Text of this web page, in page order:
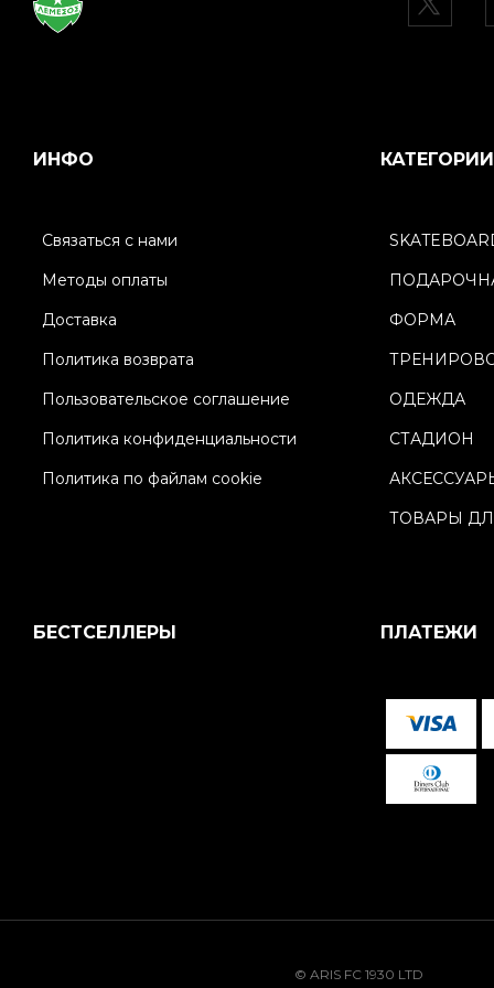
ИНФО
Связаться с нами
Методы оплаты
Доставка
Политика возврата
Пользовательское соглашение
Политика конфиденциальности
Политика по файлам cookie
КАТЕГОРИИ
ФОРМА
ОДЕЖДА
СТАДИОН
ТОВАРЫ
БЕСТСЕЛЛЕРЫ ПЛАТЕЖИ
© ARIS FC 1930 LTD